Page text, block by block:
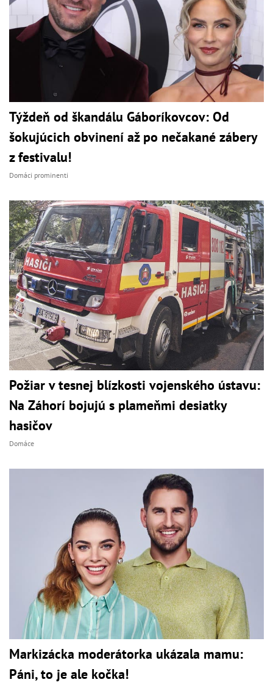
Týždeň od škandálu Gáboríkovcov: Od
šokujúcich obvinení až po nečakané zábery
z festivalu!
Domáci prominenti
Požiar v tesnej blízkosti vojenského ústavu:
Na Záhorí bojujú s plameňmi desiatky
hasičov
Domáce
Markizácka moderátorka ukázala mamu:
Páni, to je ale kočka!